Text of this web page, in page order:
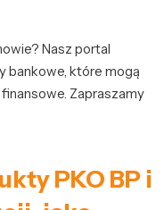
Nasz portal
bankowe, które mogą
Zapraszamy
PKO BP i